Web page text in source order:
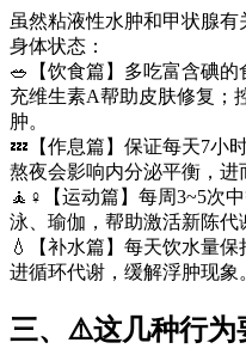
虽然粘液性水肿和甲状腺
身体状态：
🥗【饮食篇】多吃富含碘
充维生素A帮助皮肤修复；
肿。
💤【作息篇】保证每天7小
熬夜会影响内分泌平衡，进
🧘♀️【运动篇】每周3~5次
泳、瑜伽，帮助激活新陈代
💧【补水篇】每天饮水量保
进循环代谢，缓解浮肿现象
三、⚠️这几种行为